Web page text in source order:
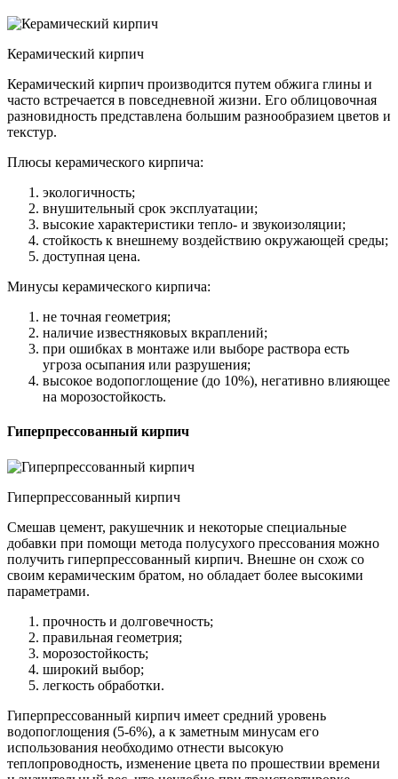
Керамический кирпич
Керамический кирпич производится путем обжига глины и
часто встречается в повседневной жизни. Его облицовочная
разновидность представлена большим разнообразием цветов и
текстур.
Плюсы керамического кирпича:
экологичность;
внушительный срок эксплуатации;
высокие характеристики тепло- и звукоизоляции;
стойкость к внешнему воздействию окружающей среды;
доступная цена.
Минусы керамического кирпича:
не точная геометрия;
наличие известняковых вкраплений;
при ошибках в монтаже или выборе раствора есть
угроза осыпания или разрушения;
высокое водопоглощение (до 10%), негативно влияющее
на морозостойкость.
Гиперпрессованный кирпич
Гиперпрессованный кирпич
Смешав цемент, ракушечник и некоторые специальные
добавки при помощи метода полусухого прессования можно
получить гиперпрессованный кирпич. Внешне он схож со
своим керамическим братом, но обладает более высокими
параметрами.
прочность и долговечность;
правильная геометрия;
морозостойкость;
широкий выбор;
легкость обработки.
Гиперпрессованный кирпич имеет средний уровень
водопоглощения (5-6%), а к заметным минусам его
использования необходимо отнести высокую
теплопроводность, изменение цвета по прошествии времени